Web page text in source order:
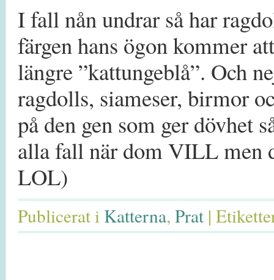
I fall nån undrar så har
färgen hans ögon kommer
längre ”kattungeblå”. Och
ragdolls, siameser, birmor
på den gen som ger dövhet
alla fall när dom VILL men
LOL)
Publicerat i Katterna, Prat |